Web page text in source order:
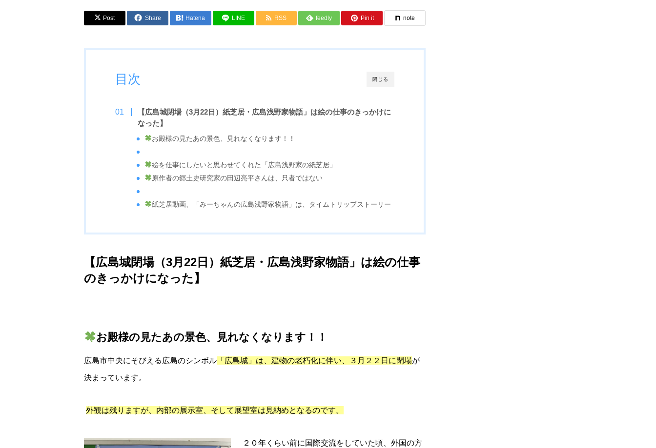
Post Share Hatena LINE RSS feedly Pin it note
閉じる
目次
【広島城閉場（3月22日） 紙芝居・広島浅野家物語」は絵の仕事のきっかけに
なった】
お殿様の見たあの景色、見れなくなります！！
絵を仕事にしたいと思わせてくれた「広島浅野家の紙芝居」
原作者の郷土史研究家の田辺亮平さんは、只者ではない
紙芝居動画、「みーちゃんの広島浅野家物語」は、タイムトリップストーリー
【広島城閉場（3月22日） 紙芝居・広島浅野家物語」は絵の仕事
のきっかけになった】
お殿様の見たあの景色、見れなくなります！！
広島市中央にそびえる広島のシンボル 「広島城」は、建物の老朽化に伴い、３月２２日に閉場が
決まっています。
外観は残りますが、内部の展示室、そして展望室は見納めとなるのです。
２０年くらい前に国際交流をしていた頃、外国の方